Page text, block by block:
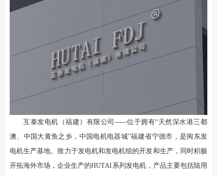
互泰发电机（福建）有限公司-----位于拥有“天然深水港三都
澳、中国大黄鱼之乡，中国电机电器城”福建省宁德市，是闽东发
电机生产基地。致力于发电机和发电机组的开发和生产，同时积极
开拓海外市场，企业生产的HUTAI系列发电机，产品主要包括陆用